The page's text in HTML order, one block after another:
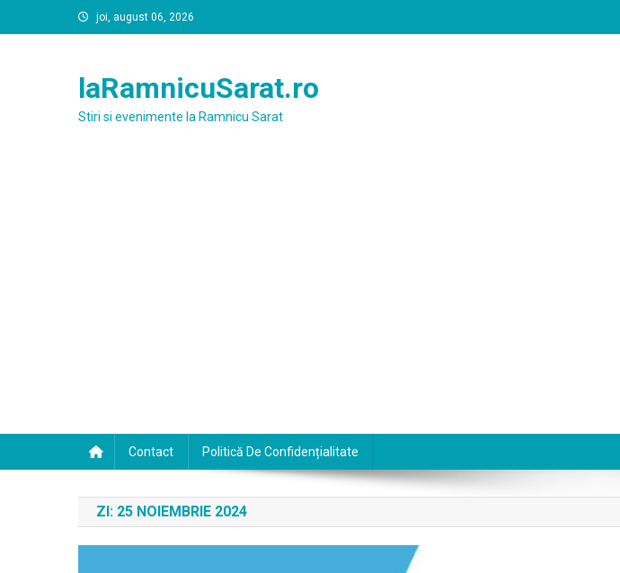
to
joi, august 06, 2026
laRamnicuSarat.ro
Stiri si evenimente la Ramnicu Sarat
Contact Politică De Confidențialitate
ZI: 25 NOIEMBRIE 2024